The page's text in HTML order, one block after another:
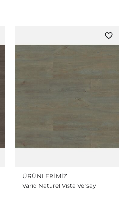
ÜRÜNLERIMIZ
Vario Naturel Vista Versay